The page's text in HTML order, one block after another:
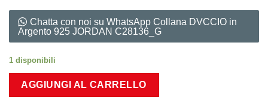
Chatta con noi su WhatsApp Collana DVCCIO in
Argento 925 JORDAN C28136_G
1 disponibili
AGGIUNGI AL CARRELLO